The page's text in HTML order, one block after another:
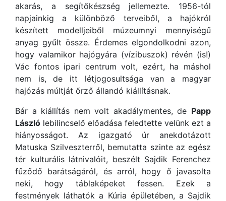
akarás, a segítőkészség jellemezte. 1956-tól
napjainkig a különböző terveiből, a hajókról
készített modelljeiből múzeumnyi mennyiségű
anyag gyűlt össze. Érdemes elgondolkodni azon,
hogy valamikor hajógyára (vízibuszok) révén (is!)
Vác fontos ipari centrum volt, ezért, ha máshol
nem is, de itt létjogosultsága van a magyar
hajózás múltját őrző állandó kiállításnak.
Bár a kiállítás nem volt akadálymentes, de Papp
László lebilincselő előadása feledtette velünk ezt a
hiányosságot. Az igazgató úr anekdotázott
Matuska Szilveszterről, bemutatta szinte az egész
tér kulturális látnivalóit, beszélt Sajdik Ferenchez
fűződő barátságáról, és arról, hogy ő javasolta
neki, hogy táblaképeket fessen. Ezek a
festmények láthatók a Kúria épületében, a Sajdik